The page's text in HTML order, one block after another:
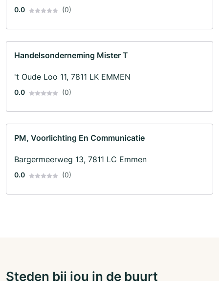
0.0 (0)
Handelsonderneming Mister T
't Oude Loo 11, 7811 LK EMMEN
0.0 (0)
PM, Voorlichting En Communicatie
Bargermeerweg 13, 7811 LC Emmen
0.0 (0)
Steden bij jou in de buurt